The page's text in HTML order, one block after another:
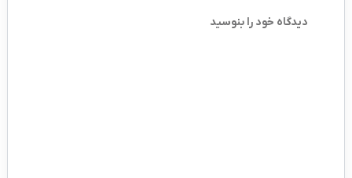
دیدگاه خود را بنوسید